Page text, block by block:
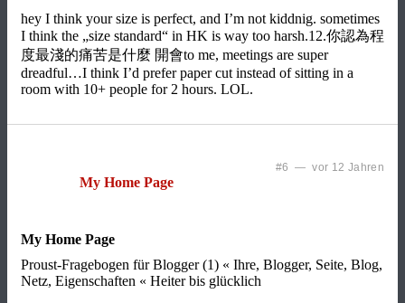
hey I think your size is perfect, and I’m not kiddnig. sometimes
I think the „size standard“ in HK is way too harsh.12.你認為程
度最淺的痛苦是什麼 開會to me, meetings are super
dreadful…I think I’d prefer paper cut instead of sitting in a
room with 10+ people for 2 hours. LOL.
My Home Page
#6 — vor 12 Jahren
My Home Page
Proust-Fragebogen für Blogger (1) « Ihre, Blogger, Seite, Blog,
Netz, Eigenschaften « Heiter bis glücklich